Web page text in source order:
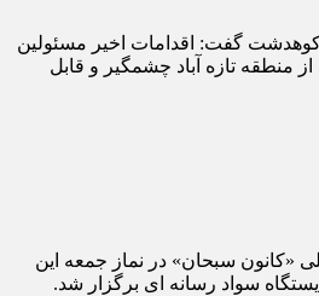
کوهدشت گفت: اقدامات اخیر مسئولین
منطقه تازه آباد چشمگیر و قابل
«کانون سبحان» در نماز جمعه این
سواد رسانه ای برگزار شد.